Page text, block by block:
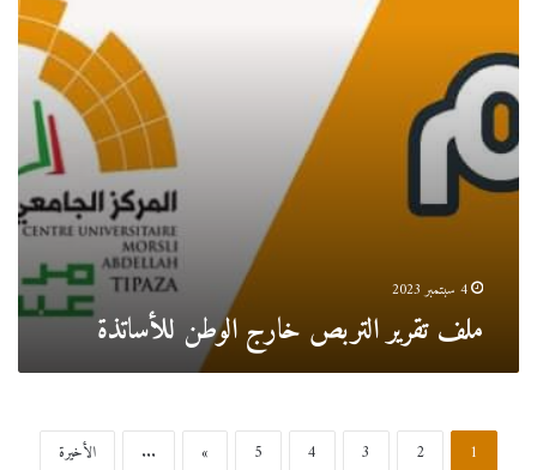
4 سبتمبر 2023
ملف تقرير التربص خارج الوطن للأساتذة
1
2
3
4
5
»
... الأخيرة